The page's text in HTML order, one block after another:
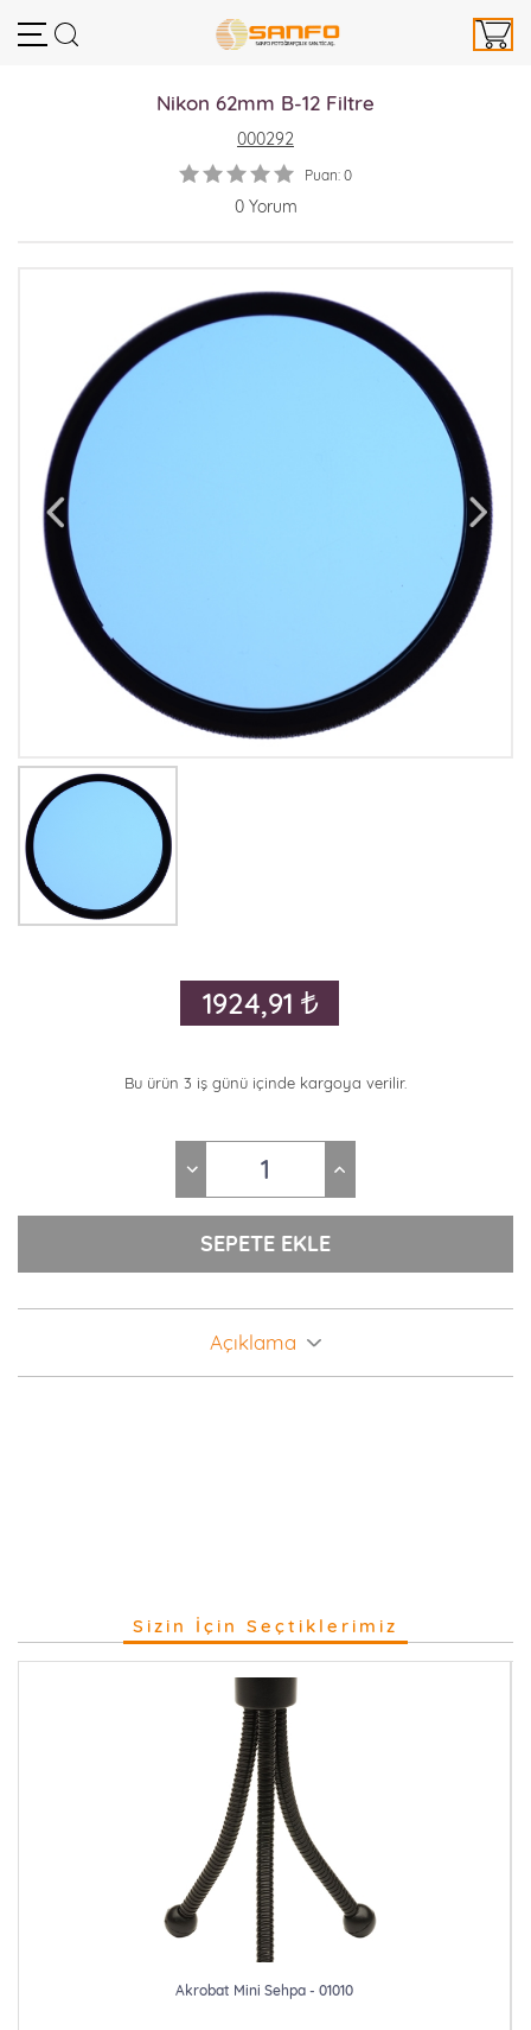
Nikon 62mm B-12 Filtre
000292
Puan: 0
0 Yorum
1924,91
Bu ürün 3 iş günü içinde kargoya verilir.
Açıklama
Sizin İçin Seçtiklerimiz
Akrobat Mini Sehpa - 01010